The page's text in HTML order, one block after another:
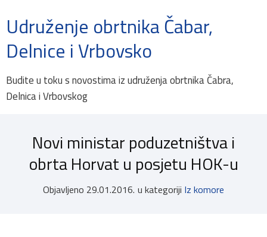
Udruženje obrtnika Čabar,
Delnice i Vrbovsko
Budite u toku s novostima iz udruženja obrtnika Čabra,
Delnica i Vrbovskog
Novi ministar poduzetništva i
obrta Horvat u posjetu HOK-u
Objavljeno 29.01.2016. u kategoriji Iz komore